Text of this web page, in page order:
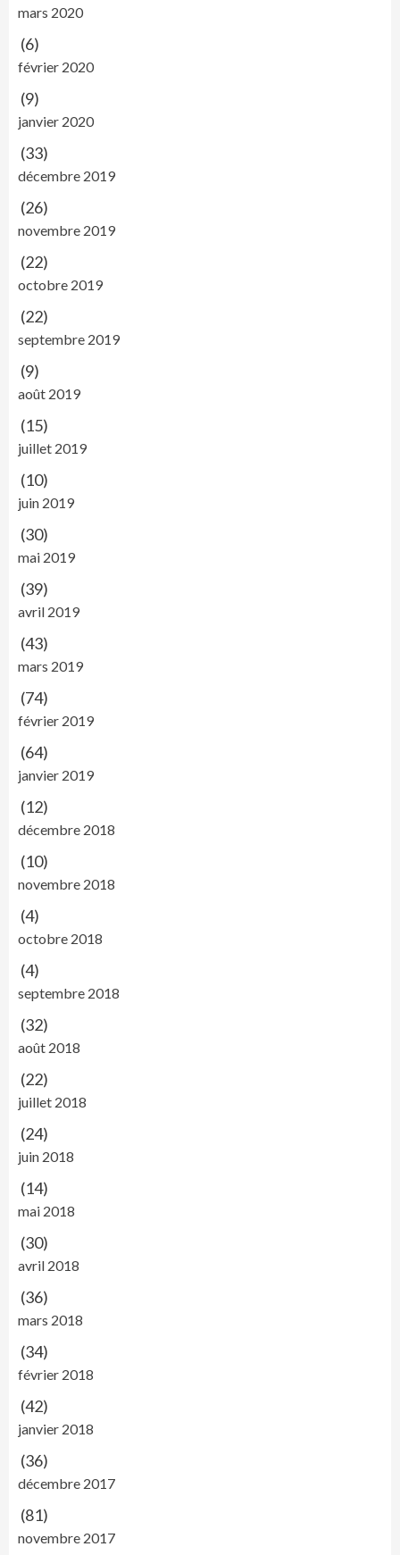
mars 2020
(6)
février 2020
(9)
janvier 2020
(33)
décembre 2019
(26)
novembre 2019
(22)
octobre 2019
(22)
septembre 2019
(9)
août 2019
(15)
juillet 2019
(10)
juin 2019
(30)
mai 2019
(39)
avril 2019
(43)
mars 2019
(74)
février 2019
(64)
janvier 2019
(12)
décembre 2018
(10)
novembre 2018
(4)
octobre 2018
(4)
septembre 2018
(32)
août 2018
(22)
juillet 2018
(24)
juin 2018
(14)
mai 2018
(30)
avril 2018
(36)
mars 2018
(34)
février 2018
(42)
janvier 2018
(36)
décembre 2017
(81)
novembre 2017